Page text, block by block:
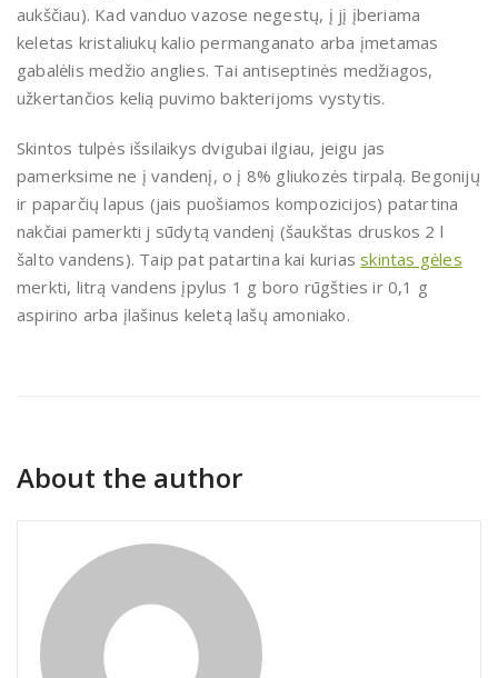
aukščiau). Kad vanduo vazose negestų, į jį įberiama
keletas kristaliukų kalio permanganato arba įmetamas
gabalėlis medžio anglies. Tai antiseptinės medžiagos,
užkertančios kelią puvimo bakterijoms vystytis.
Skintos tulpės išsilaikys dvigubai ilgiau, jeigu jas
pamerksime ne į vandenį, o į 8% gliukozės tirpalą. Begonijų
ir paparčių lapus (jais puošiamos kompozicijos) patartina
nakčiai pamerkti j sūdytą vandenį (šaukštas druskos 2 l
šalto vandens). Taip pat patartina kai kuriasskintas gėles
merkti, litrą vandens įpylus 1 g boro rūgšties ir 0,1 g
aspirino arba įlašinus keletą lašų amoniako.
About the author